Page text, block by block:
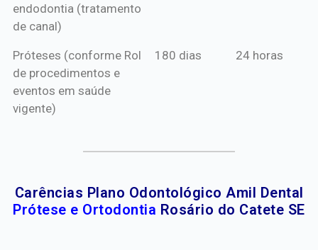
endodontia (tratamento
de canal)
Próteses (conforme Rol
de procedimentos e
eventos em saúde
vigente)
180 dias 24 horas
Carências Plano Odontológico Amil Dental
Prótese e Ortodontia Rosário do Catete SE